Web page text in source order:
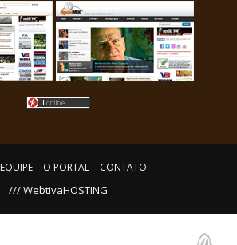
EQUIPE O PORTAL CONTATO
/// WebtivaHOSTING